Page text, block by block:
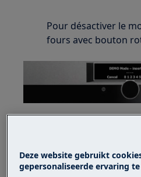
Pour désactiver le
fours avec bouton
Deze website gebruikt
gepersonaliseerde ervaring